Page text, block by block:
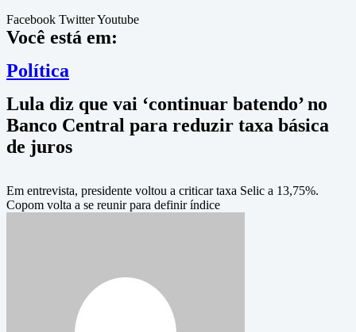
Facebook TwitterYoutube
Você está em:
Política
Lula diz que vai ‘continuar batendo’ no
Banco Central para reduzir taxa básica
de juros
Em entrevista, presidente voltou a criticar taxa Selic a 13,75%.
Copom volta a se reunir para definir índice